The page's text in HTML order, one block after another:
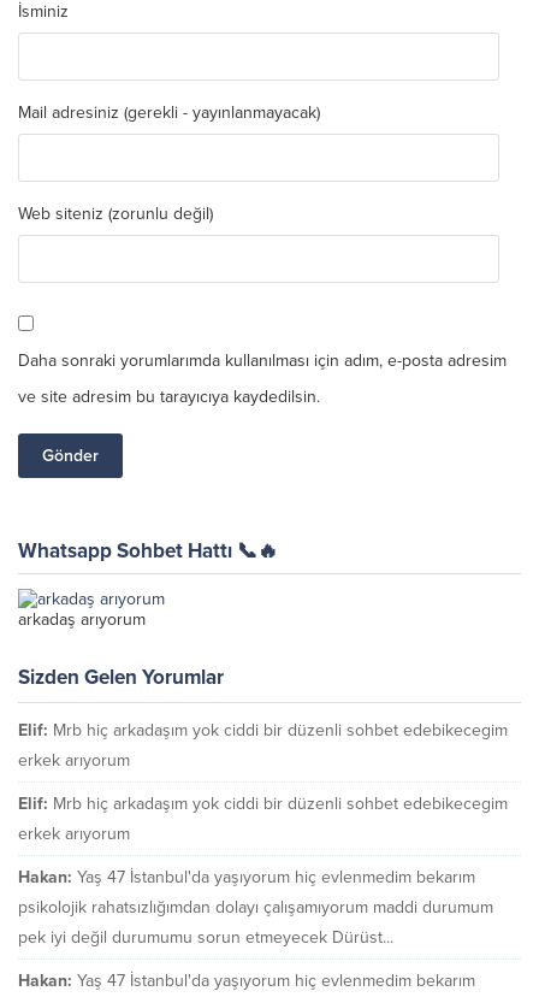
İsminiz
Mail adresiniz (gerekli - yayınlanmayacak)
Web siteniz (zorunlu değil)
Daha sonraki yorumlarımda kullanılması için adım, e-posta adresim
ve site adresim bu tarayıcıya kaydedilsin.
Whatsapp Sohbet Hattı 📞🔥
arkadaş arıyorum
Sizden Gelen Yorumlar
Elif: Mrb hiç arkadaşım yok ciddi bir düzenli sohbet edebikecegim
erkek arıyorum
Elif: Mrb hiç arkadaşım yok ciddi bir düzenli sohbet edebikecegim
erkek arıyorum
Hakan: Yaş 47 İstanbul'da yaşıyorum hiç evlenmedim bekarım
psikolojik rahatsızlığımdan dolayı çalışamıyorum maddi durumum
pek iyi değil durumumu sorun etmeyecek Dürüst...
Hakan: Yaş 47 İstanbul'da yaşıyorum hiç evlenmedim bekarım